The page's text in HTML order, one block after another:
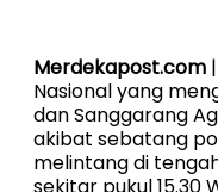
Merdekapost.com
Nasional yang
dan Sanggarang
akibat sebatang
melintang di
sekitar pukul 15.30